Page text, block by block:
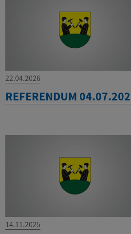
22.04.2026
REFERENDUM
14.11.2025